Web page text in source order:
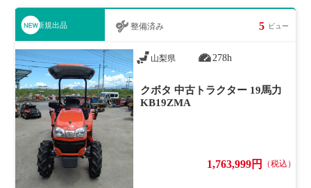
新規出品 整備済み 5 ビュー
山梨県 278h
クボタ 中古トラクター 19馬力
KB19ZMA
1,763,999円 （税込）